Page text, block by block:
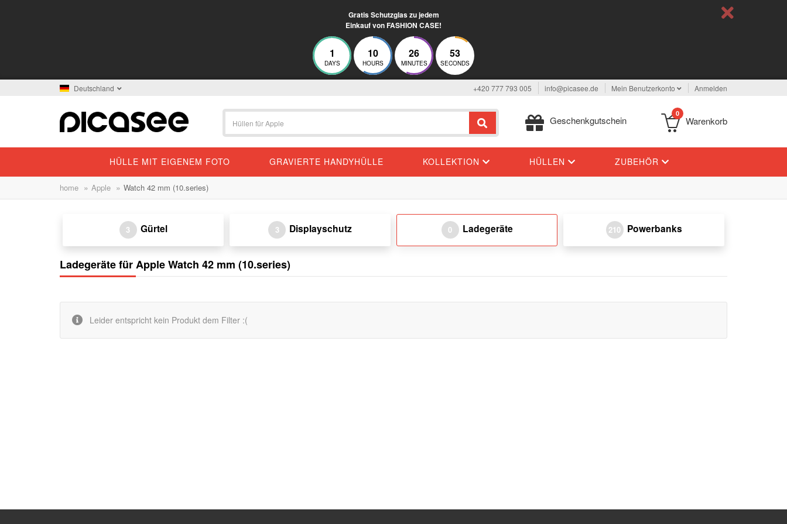
Gratis Schutzglas zu jedem
Einkauf von FASHION CASE!
1
DAYS
10
HOURS
26
MINUTES
52
SECONDS
Deutschland +420 777 793 005 info@picasee.de Mein Benutzerkonto Anmelden
Geschenkgutschein
0
Warenkorb
HÜLLE MIT EIGENEM FOTO GRAVIERTE HANDYHÜLLE KOLLEKTION HÜLLEN ZUBEHÖR
home » Apple » Watch 42 mm (10.series)
3 Gürtel 3 Displayschutz 0 Ladegeräte 210 Powerbanks
Ladegeräte für Apple Watch 42 mm (10.series)
Leider entspricht kein Produkt dem Filter :(